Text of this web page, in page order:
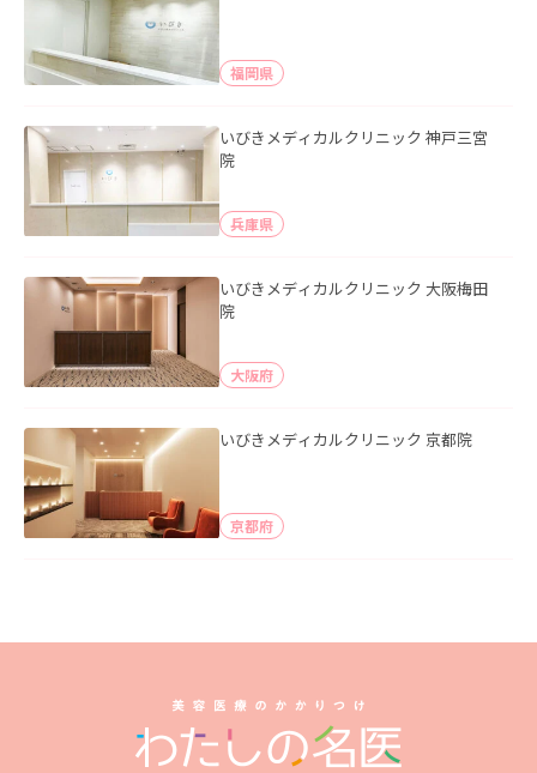
福岡県
いびきメディカルクリニック 神戸三宮
院
兵庫県
いびきメディカルクリニック 大阪梅田
院
大阪府
いびきメディカルクリニック 京都院
京都府